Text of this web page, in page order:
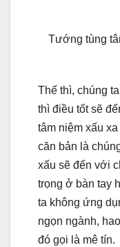
Tướng tùng
Thế thì, chúng
thì điều tốt sẽ
tâm niệm xấu
căn bản là
xấu sẽ đến với
trọng ở bàn tay
ta không ứng
ngọn ngành,
đó gọi là mê tín.